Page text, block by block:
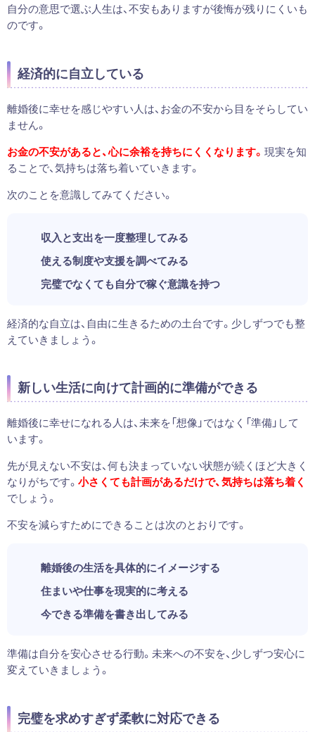
自分の意思で選ぶ人生は、不安もありますが後悔が残りにくいも
のです。
経済的に自立している
離婚後に幸せを感じやすい人は、お金の不安から目をそらしてい
ません。
お金の不安があると、心に余裕を持ちにくくなります。 現実を知
ることで、気持ちは落ち着いていきます。
次のことを意識してみてください。
収入と支出を一度整理してみる
使える制度や支援を調べてみる
完璧でなくても自分で稼ぐ意識を持つ
経済的な自立は、自由に生きるための土台です。少しずつでも整
えていきましょう。
新しい生活に向けて計画的に準備ができる
離婚後に幸せになれる人は、未来を「想像」ではなく「準備」して
います。
先が見えない不安は、何も決まっていない状態が続くほど大きく
なりがちです。 小さくても計画があるだけで、気持ちは落ち着く
でしょう。
不安を減らすためにできることは次のとおりです。
離婚後の生活を具体的にイメージする
住まいや仕事を現実的に考える
今できる準備を書き出してみる
準備は自分を安心させる行動。未来への不安を、少しずつ安心に
変えていきましょう。
完璧を求めすぎず柔軟に対応できる